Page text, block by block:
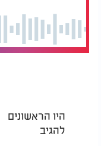
היו הראשונים
להגיב